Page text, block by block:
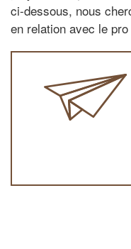
ci-dessous, nous
en relation avec le pro